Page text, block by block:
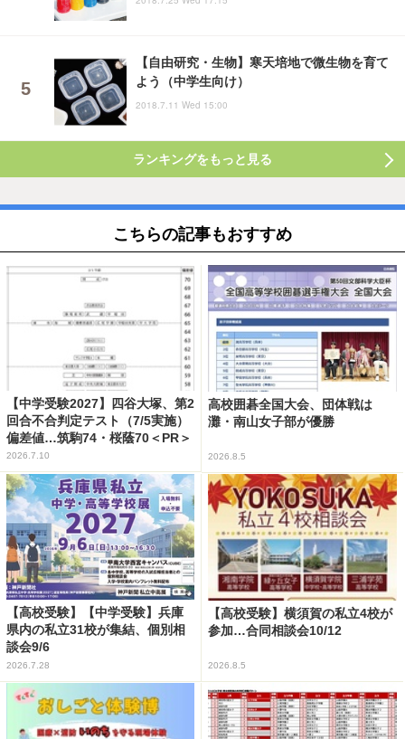
【自由研究・生物】寒天培地で微生物を育て
よう（中学生向け）
2018.7.11 Wed 15:00
ランキングをもっと見る
こちらの記事もおすすめ
【中学受験2027】四谷大塚、第2
回合不合判定テスト（7/5実施）
偏差値…筑駒74・桜蔭70＜PR＞
2026.7.10
高校囲碁全国大会、団体戦は
灘・南山女子部が優勝
2026.8.5
【高校受験】【中学受験】兵庫
県内の私立31校が集結、個別相
談会9/6
2026.7.28
【高校受験】横須賀の私立4校が
参加…合同相談会10/12
2026.8.5